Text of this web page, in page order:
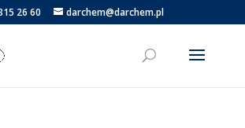
26 60 darchem@darchem.pl